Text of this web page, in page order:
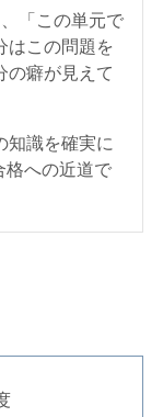
「この単元で
はこの問題を
の癖が見えて
知識を確実に
格への近道で